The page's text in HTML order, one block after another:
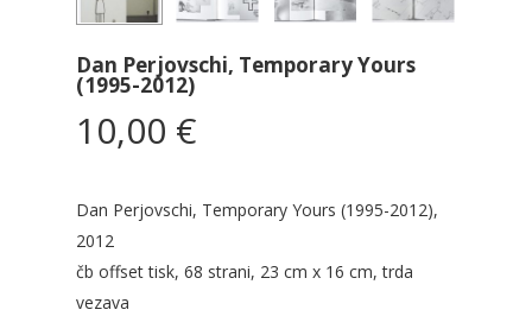
Dan Perjovschi, Temporary Yours
(1995-2012)
10,00 €
Dan Perjovschi, Temporary Yours (1995-2012),
2012
čb offset tisk, 68 strani, 23 cm x 16 cm, trda
vezava